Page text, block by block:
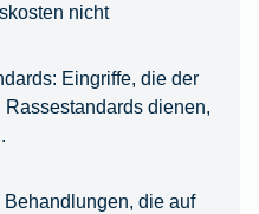
nicht
Eingriffe, die der
dienen,
Behandlungen, die auf